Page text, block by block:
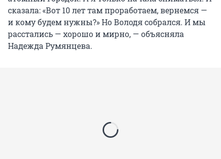
сказала: «Вот 10 лет там проработаем, вернемся —
и кому будем нужны?» Но Володя собрался. И мы
расстались — хорошо и мирно, — объясняла
Надежда Румянцева.